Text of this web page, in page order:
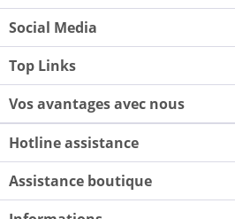
Social Media
Top Links
Vos avantages avec nous
Hotline assistance
Assistance boutique